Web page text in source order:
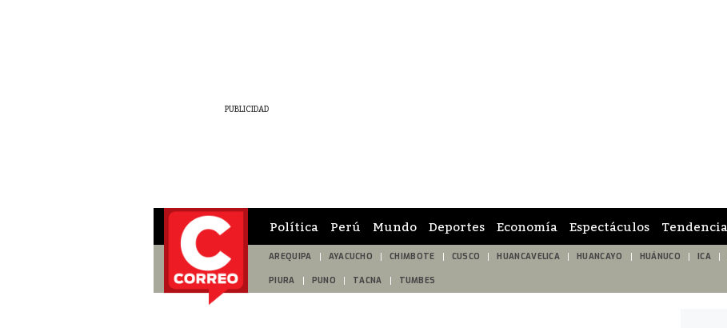
Política Perú Mundo Deportes Economía Espectáculos Tendencia
AREQUIPA AYACUCHO CHIMBOTE CUSCO HUANCAVELICA HUANCAYO HUÁNUCO ICA
PIURA PUNO TACNA TUMBES